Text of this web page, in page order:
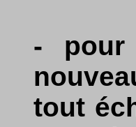
- pour
tout